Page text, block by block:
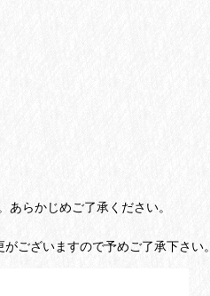
らかじめご了承ください。
ございますので予めご了承下さい。